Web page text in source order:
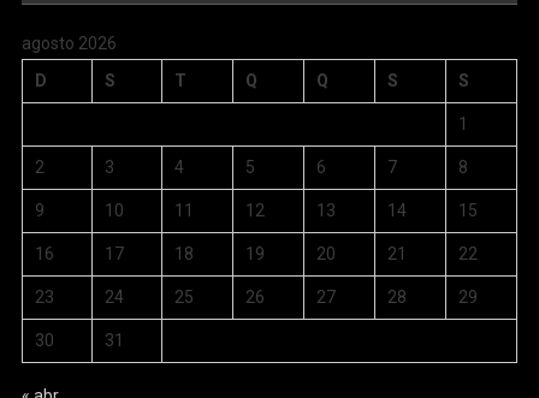
agosto 2026
D
S T Q Q S S
1
2 3 4 5 6 7 8
9 10 11 12 13 14 15
16 17 18 19 20 21 22
23 24 25 26 27 28 29
30 31